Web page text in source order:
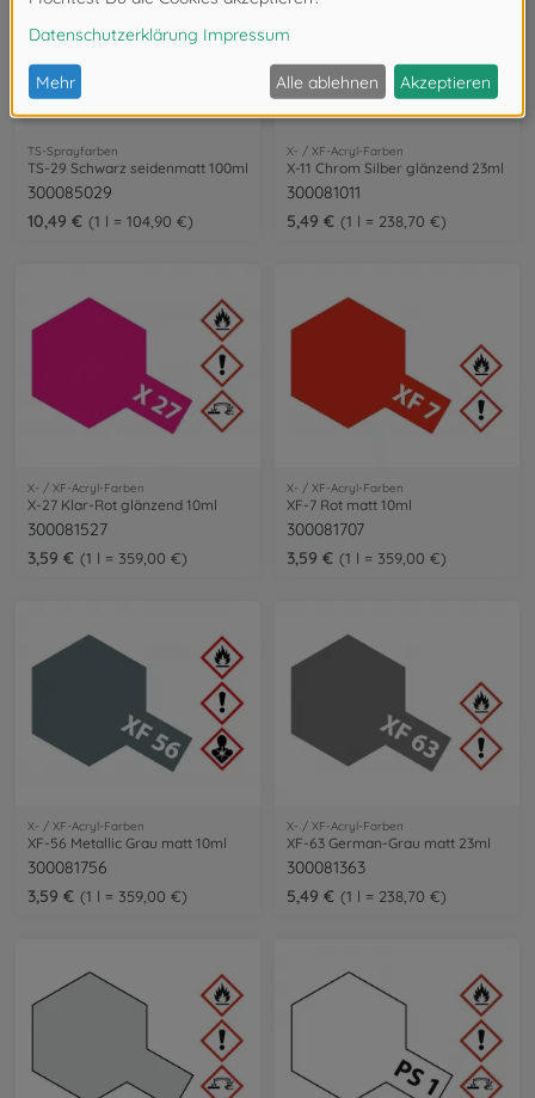
TS-Sprayfarben
TS-29 Schwarz seidenmatt 100ml
300085029
10,49 €
1 l = 104,90 €
X- / XF-Acryl-Farben
X-11 Chrom Silber glänzend 23ml
300081011
5,49 €
1 l = 238,70 €
X- / XF-Acryl-Farben
X-27 Klar-Rot glänzend 10ml
300081527
3,59 €
1 l = 359,00 €
X- / XF-Acryl-Farben
XF-7 Rot matt 10ml
300081707
3,59 €
1 l = 359,00 €
X- / XF-Acryl-Farben
XF-56 Metallic Grau matt 10ml
300081756
3,59 €
1 l = 359,00 €
X- / XF-Acryl-Farben
XF-63 German-Grau matt 23ml
300081363
5,49 €
1 l = 238,70 €